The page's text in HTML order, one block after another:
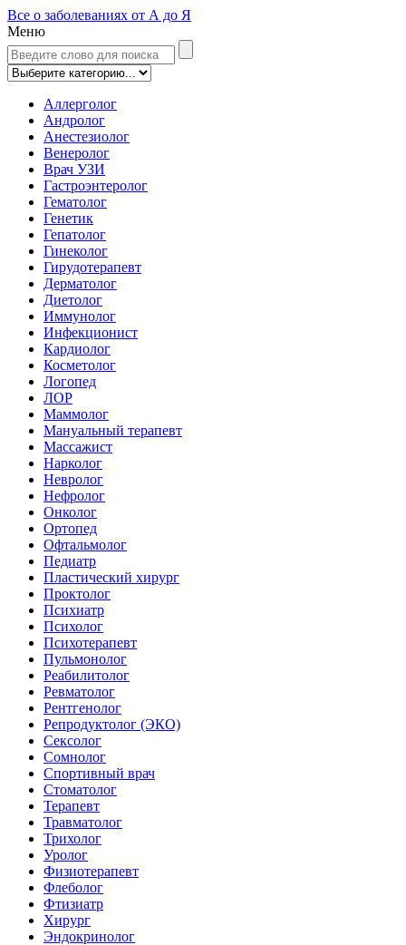
Все о заболеваниях от А до Я
Меню
Аллерголог
Андролог
Анестезиолог
Венеролог
Врач УЗИ
Гастроэнтеролог
Гематолог
Генетик
Гепатолог
Гинеколог
Гирудотерапевт
Дерматолог
Диетолог
Иммунолог
Инфекционист
Кардиолог
Косметолог
Логопед
ЛОР
Маммолог
Мануальный терапевт
Массажист
Нарколог
Невролог
Нефролог
Онколог
Ортопед
Офтальмолог
Педиатр
Пластический хирург
Проктолог
Психиатр
Психолог
Психотерапевт
Пульмонолог
Реабилитолог
Ревматолог
Рентгенолог
Репродуктолог (ЭКО)
Сексолог
Сомнолог
Спортивный врач
Стоматолог
Терапевт
Травматолог
Трихолог
Уролог
Физиотерапевт
Флеболог
Фтизиатр
Хирург
Эндокринолог